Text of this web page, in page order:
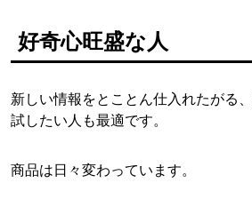
好奇心旺盛な人
新しい情報をとことん仕入れたがる
試したい人も最適です。
商品は日々変わっています。